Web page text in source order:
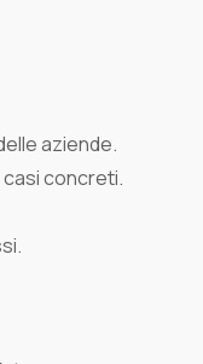
aziende.
concreti.